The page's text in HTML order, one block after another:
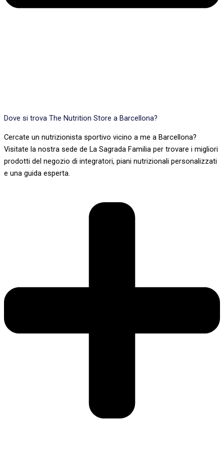
Dove si trova The Nutrition Store a Barcellona?
Cercate un nutrizionista sportivo vicino a me a Barcellona?
Visitate la nostra sede de La Sagrada Familia per trovare i migliori
prodotti del negozio di integratori, piani nutrizionali personalizzati
e una guida esperta.